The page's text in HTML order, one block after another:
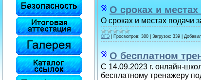
О сроках и
О сроках и местах подачи
ОГЭ Просмотров: 380 Загрузок: 339
О бесплатном
С 14.09.2023 г. онлайн-
бесплатному тренажеру